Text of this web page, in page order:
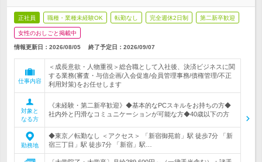
正社員 職種・業種未経験OK 転勤なし 完全週休2日制 第二新卒歓迎
女性のおしごと掲載中
情報更新日：2026/08/05 終了予定日： 2026/09/07
仕事内容
＜成長意欲・人物重視＞総合職として入社後、決済ビジネスに関
する業務(審査・与信企画/入会促進/会員管理事務/債権管理/不正
利用対策)をお任せします
対象と
なる方
《未経験・第二新卒歓迎》◆基本的なPCスキルをお持ちの方◆
社内外と円滑なコミュニケーションが可能な方◆40歳以下の方
勤務地
◆東京／転勤なし ＜アクセス＞ 「新宿御苑前」駅 徒歩7分 「新
宿三丁目」駅 徒歩7分 「新宿」駅…